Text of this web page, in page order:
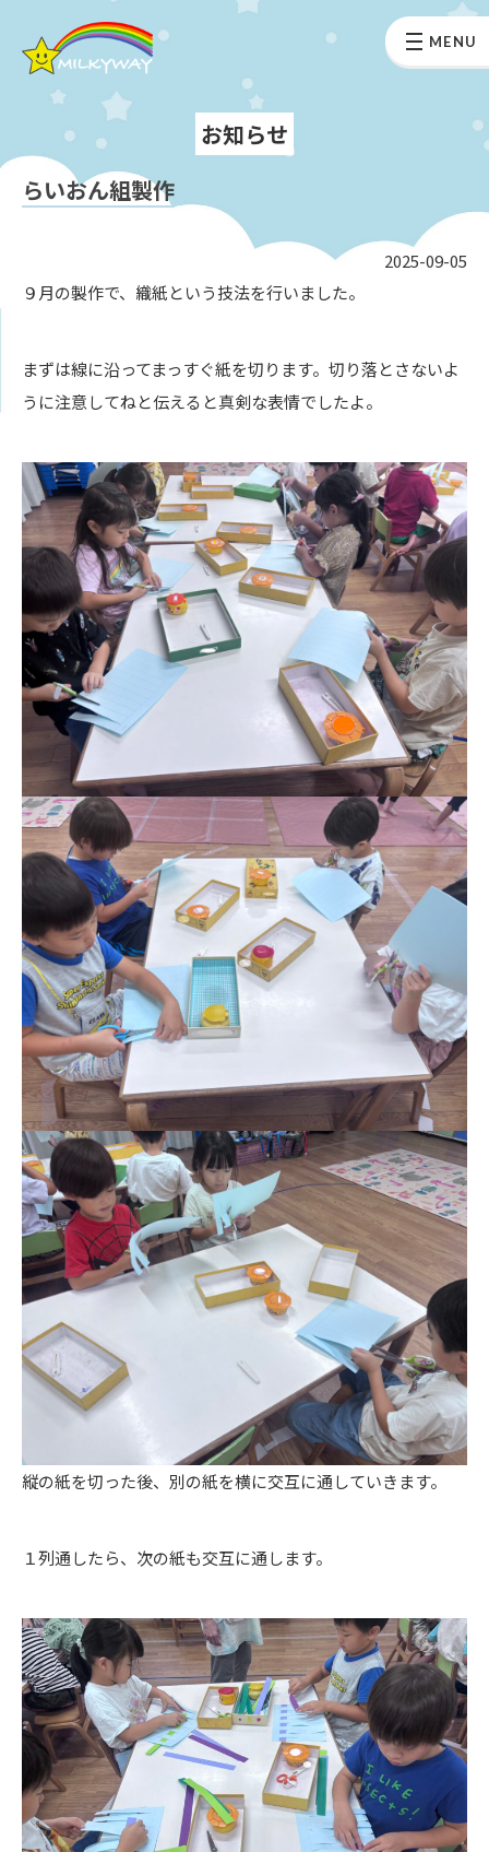
MENU
お知らせ
らいおん組製作
2025-09-05
９月の製作で、織紙という技法を行いました。
まずは線に沿ってまっすぐ紙を切ります。切り落とさないよ
うに注意してねと伝えると真剣な表情でしたよ。
縦の紙を切った後、別の紙を横に交互に通していきます。
１列通したら、次の紙も交互に通します。